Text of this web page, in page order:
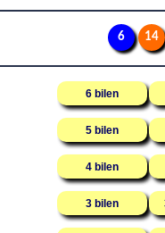
6 14
6 bilen
5 bilen
4 bilen
3 bilen